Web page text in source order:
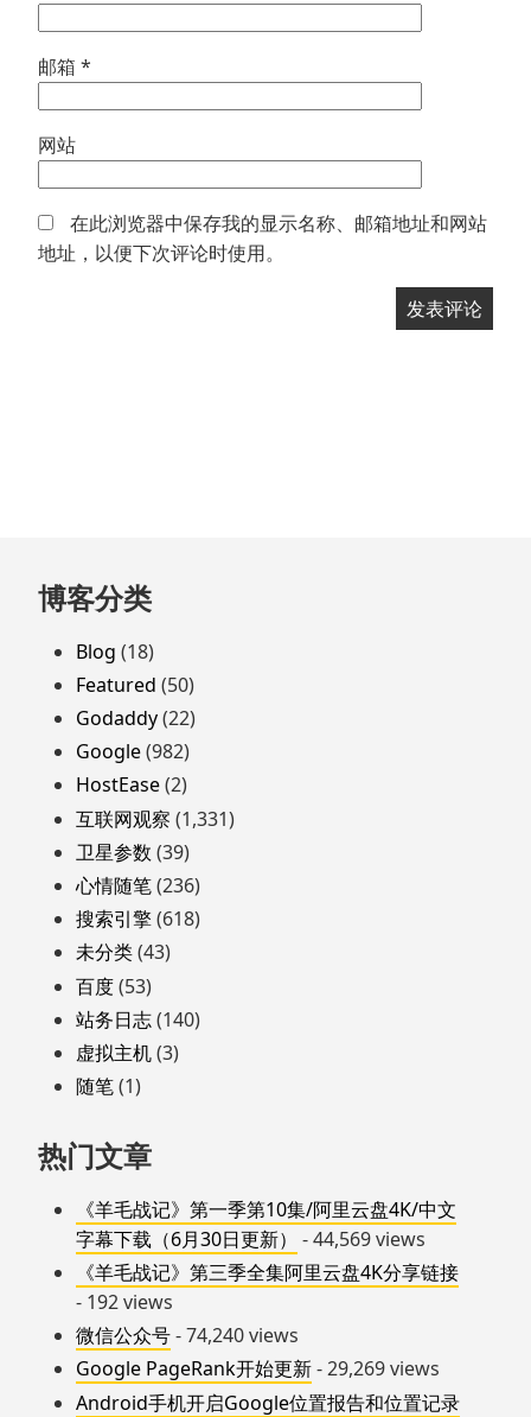
邮箱 *
网站
在此浏览器中保存我的显示名称、邮箱地址和网站
地址，以便下次评论时使用。
跳
至
页
脚
博客分类
Blog (18)
Featured (50)
Godaddy(22)
Google(982)
HostEase(2)
互联网观察 (1,331)
卫星参数 (39)
心情随笔(236)
搜索引擎(618)
未分类(43)
百度(53)
站务日志(140)
虚拟主机(3)
随笔(1)
热门文章
《羊毛战记》第一季第10集/阿里云盘4K/中文
字幕下载（6月30日更新）
- 44,569 views
《羊毛战记》第三季全集阿里云盘4K分享链接
- 192 views
微信公众号- 74,240 views
Google PageRank开始更新- 29,269 views
Android手机开启Google位置报告和位置记录